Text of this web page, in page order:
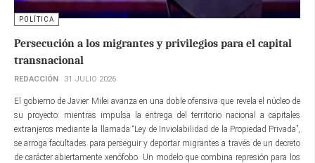
POLÍTICA
Persecución a los migrantes y privilegios para el capital
transnacional
REDACCIÓN 31 JULIO 2026
El gobierno de Javier Milei avanza en una doble ofensiva que revela el núcleo de
su proyecto: mientras impulsa la entrega del territorio nacional a capitales
extranjeros mediante la llamada “Ley de Inviolabilidad de la Propiedad Privada”,
se arroga facultades para perseguir y deportar migrantes a través de un decreto
de carácter abiertamente xenófobo. Un modelo que combina represión para los